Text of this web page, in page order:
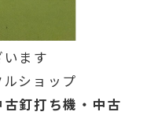
ます
ショップ
釘打ち機・中古